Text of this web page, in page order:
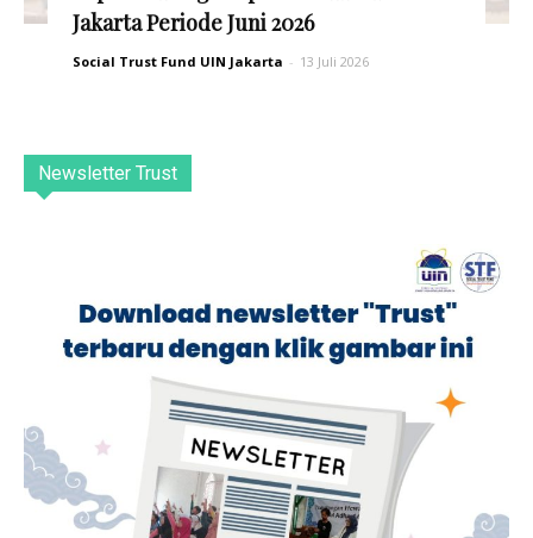
Jakarta Periode Juni 2026
Social Trust Fund UIN Jakarta - 13 Juli 2026
Newsletter Trust